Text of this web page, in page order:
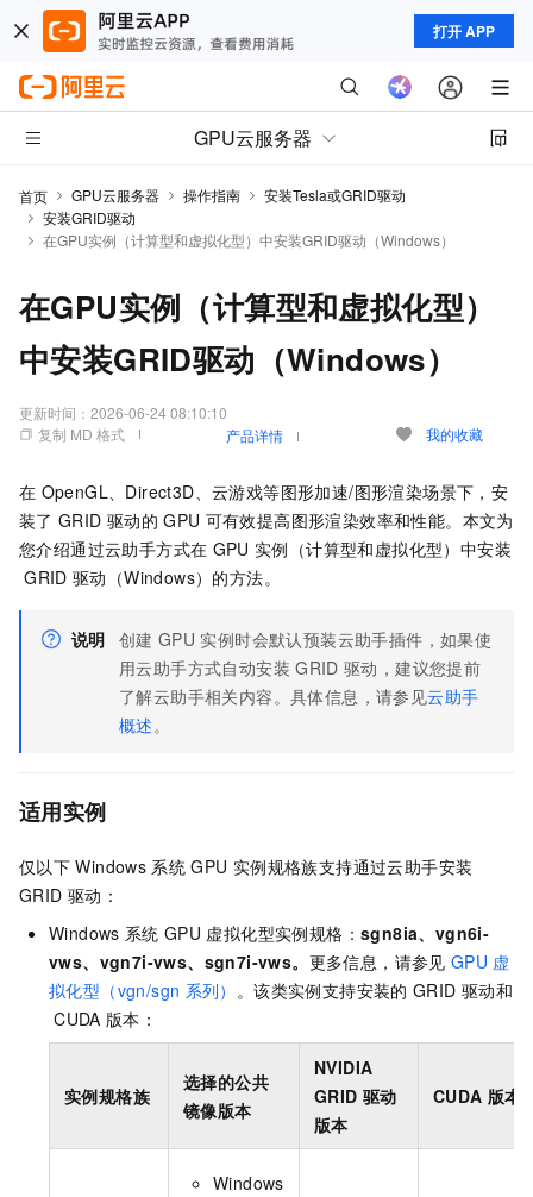
打开 APP
GPU云服务器
首页 GPU云服务器 操作指南
安装Tesla或GRID驱动
安装GRID驱动
在GPU实例（计算型和虚拟化型）中安装GRID驱动（Windows）
在GPU实例（计算型和虚拟化型）
中安装GRID驱动（Windows）
更新时间： 2026-06-24 08:10:10
复制 MD 格式
产品详情 我的收藏
在 OpenGL、Direct3D、云游戏等图形加速/图形渲染场景下，安
装了 GRID 驱动的 GPU 可有效提高图形渲染效率和性能。本文为
您介绍通过云助手方式在 GPU 实例（计算型和虚拟化型）中安装
GRID 驱动（Windows）的方法。
说明 创建 GPU 实例时会默认预装云助手插件，如果使
用云助手方式自动安装 GRID 驱动，建议您提前
了解云助手相关内容。具体信息，请参见云助手
概述。
适用实例
仅以下 Windows 系统 GPU 实例规格族支持通过云助手安装
GRID 驱动：
Windows 系统 GPU 虚拟化型实例规格： sgn8ia、vgn6i-
vws、vgn7i-vws、sgn7i-vws。 更多信息，请参见 GPU 虚
拟化型（vgn/sgn 系列） 。该类实例支持安装的 GRID 驱动和
CUDA 版本：
实例规格族
选择的公共
镜像版本
NVIDIA
GRID 驱动
版本
CUDA 版本
Windows